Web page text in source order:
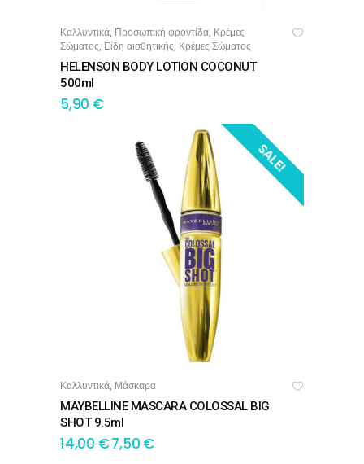
ΠΡΟΣΘΉΚΗ ΣΤΟ ΚΑΛΆΘΙ
Καλλυντικά, Προσωπική φροντίδα, Κρέμες
Σώματος, Είδη αισθητικής, Κρέμες Σώματος
HELENSON BODY LOTION COCONUT
500ml
5,90 €
SALE!
ΠΡΟΣΘΉΚΗ ΣΤΟ ΚΑΛΆΘΙ
Καλλυντικά, Μάσκαρα
MAYBELLINE MASCARA COLOSSAL BIG
SHOT 9.5ml
14,00€7,50 €